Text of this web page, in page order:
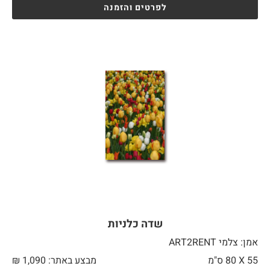
לפרטים והזמנה
שדה כלניות
אמן: צלמי ART2RENT
55 X
מבצע באתר: ₪ 1,090